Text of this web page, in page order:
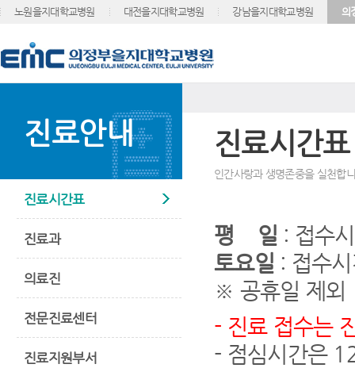
노원을지대학교병원 대전을지대학교병원 강남을지대학교병원 의
진료안내
진료시간표
진료과
의료진
전문진료센터
진료지원부서
진료시간표
인간사랑과 생명존중을 실천합
평 일 : 접수
토요일 : 접수
※ 공휴일 제외
- 진료 접수는
- 점심시간은